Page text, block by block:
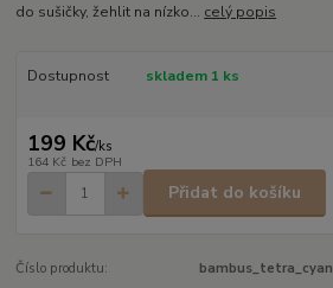
do sušičky, žehlit na nízko... celý popis
Dostupnost skladem 1 ks
199 Kč/ks
164 Kč bez DPH
Přidat do košíku
Číslo produktu: bambus_tetra_cyan